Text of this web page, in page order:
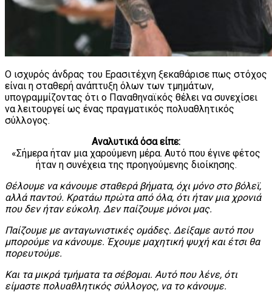
Ο ισχυρός άνδρας του Ερασιτέχνη ξεκαθάρισε πως στόχος
είναι η σταθερή ανάπτυξη όλων των τμημάτων,
υπογραμμίζοντας ότι ο Παναθηναϊκός θέλει να συνεχίσει
να λειτουργεί ως ένας πραγματικός πολυαθλητικός
σύλλογος.
Αναλυτικά όσα είπε:
«Σήμερα ήταν μια χαρούμενη μέρα. Αυτό που έγινε φέτος
ήταν η συνέχεια της προηγούμενης διοίκησης.
Θέλουμε να κάνουμε σταθερά βήματα, όχι μόνο στο βόλεϊ,
αλλά παντού. Κρατάω πρώτα από όλα, ότι ήταν μια χρονιά
που δεν ήταν εύκολη. Δεν παίζουμε μόνοι μας.
Παίζουμε με ανταγωνιστικές ομάδες. Δείξαμε αυτό που
μπορούμε να κάνουμε. Έχουμε μαχητική ψυχή και έτσι θα
πορευτούμε.
Και τα μικρά τμήματα τα σέβομαι. Αυτό που λένε, ότι
είμαστε πολυαθλητικός σύλλογος, να το κάνουμε.